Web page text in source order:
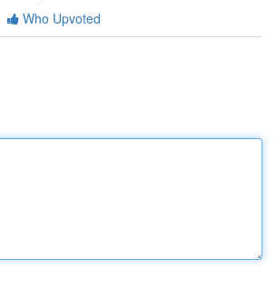
Who Upvoted